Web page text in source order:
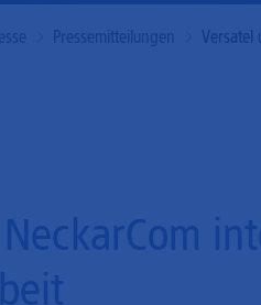
Pressemitteilungen Versatel